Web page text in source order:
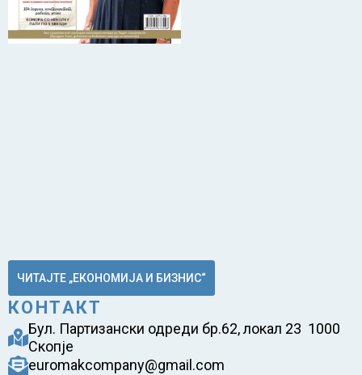
ЧИТАЈТЕ „ЕКОНОМИЈА И БИЗНИС“
КОНТАКТ
Бул. Партизански одреди бр.62, локал 23 1000
Скопје
euromakcompany@gmail.com